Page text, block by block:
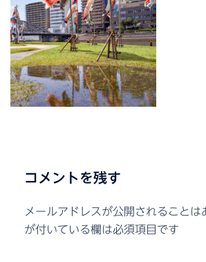
コメントを残す
メールアドレスが公開されることは
が付いている欄は必須項目です